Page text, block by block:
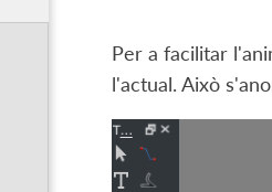
Per a facilitar
l'actual. Això